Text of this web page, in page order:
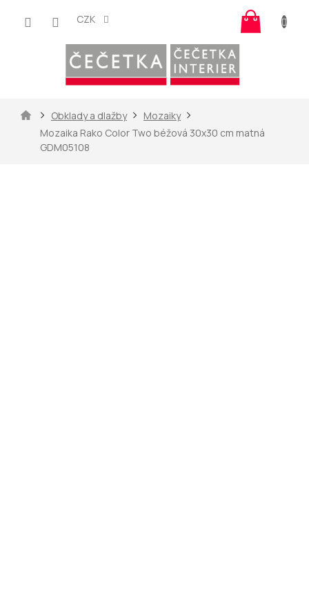
CZK
košík
DomůObklady a dlažby
Mozaiky
Mozaika Rako Color Two béžová 30x30 cm matná
GDM05108